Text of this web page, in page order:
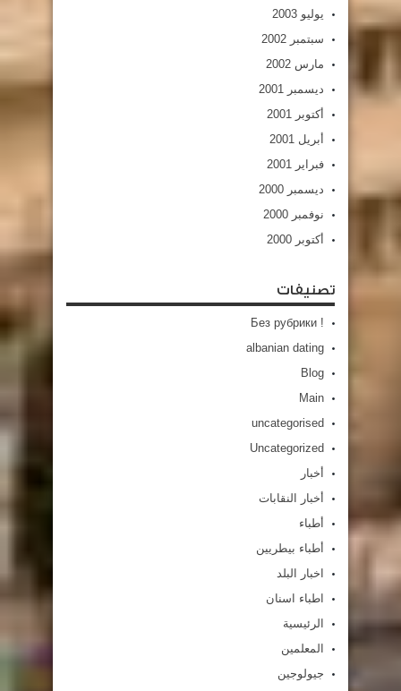
يوليو 2003
سبتمبر 2002
مارس 2002
ديسمبر 2001
أكتوبر 2001
أبريل 2001
فبراير 2001
ديسمبر 2000
نوفمبر 2000
أكتوبر 2000
تصنيفات
! Без рубрики
albanian dating
Blog
Main
uncategorised
Uncategorized
أخبار
أخبار النقابات
أطباء
أطباء بيطريين
اخبار البلد
اطباء اسنان
الرئيسية
المعلمين
جيولوجين